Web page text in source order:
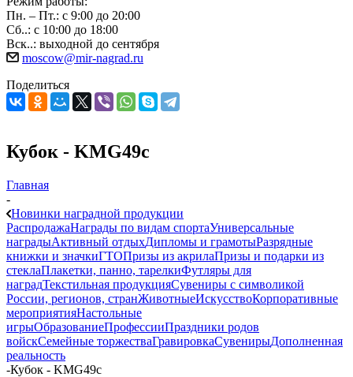
Пн. – Пт.: с 9:00 до 20:00
Сб..: с 10:00 до 18:00
Вск..: выходной до сентября
moscow@mir-nagrad.ru
Поделиться
Кубок - KMG49c
Главная
-
Новинки наградной продукции
РаспродажаНаграды по видам спортаУниверсальные
наградыАктивный отдыхДипломы и грамотыРазрядные
книжки и значкиГТОПризы из акрилаПризы и подарки из
стеклаПлакетки, панно, тарелкиФутляры для
наградТекстильная продукцияСувениры с символикой
России, регионов, странЖивотныеИскусствоКорпоративные
мероприятияНастольные
игрыОбразованиеПрофессииПраздники родов
войскСемейные торжестваГравировкаСувенирыДополненная
реальность
-Кубок - KMG49c